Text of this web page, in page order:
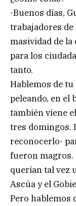
-Buenos días,
trabajadores
masividad de
para los
tanto.
Hablemos de tu
peleando, en el
también viene
tres domingos.
reconocerlo-
fueron magros.
querían tal vez
Ascúa y el
Pero hablemos